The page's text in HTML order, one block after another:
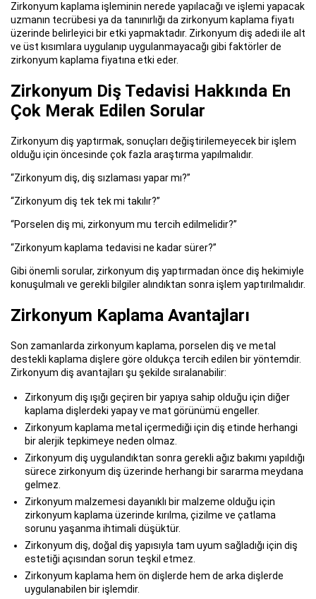
Zirkonyum kaplama işleminin nerede yapılacağı ve işlemi yapacak
uzmanın tecrübesi ya da tanınırlığı da zirkonyum kaplama fiyatı
üzerinde belirleyici bir etki yapmaktadır. Zirkonyum diş adedi ile alt
ve üst kısımlara uygulanıp uygulanmayacağı gibi faktörler de
zirkonyum kaplama fiyatına etki eder.
Zirkonyum Diş Tedavisi Hakkında En
Çok Merak Edilen Sorular
Zirkonyum diş yaptırmak, sonuçları değiştirilemeyecek bir işlem
olduğu için öncesinde çok fazla araştırma yapılmalıdır.
“Zirkonyum diş, diş sızlaması yapar mı?”
“Zirkonyum diş tek tek mi takılır?”
“Porselen diş mi, zirkonyum mu tercih edilmelidir?”
“Zirkonyum kaplama tedavisi ne kadar sürer?”
Gibi önemli sorular, zirkonyum diş yaptırmadan önce diş hekimiyle
konuşulmalı ve gerekli bilgiler alındıktan sonra işlem yaptırılmalıdır.
Zirkonyum Kaplama Avantajları
Son zamanlarda zirkonyum kaplama, porselen diş ve metal
destekli kaplama dişlere göre oldukça tercih edilen bir yöntemdir.
Zirkonyum diş avantajları şu şekilde sıralanabilir:
Zirkonyum diş ışığı geçiren bir yapıya sahip olduğu için diğer
kaplama dişlerdeki yapay ve mat görünümü engeller.
Zirkonyum kaplama metal içermediği için diş etinde herhangi
bir alerjik tepkimeye neden olmaz.
Zirkonyum diş uygulandıktan sonra gerekli ağız bakımı yapıldığı
sürece zirkonyum diş üzerinde herhangi bir sararma meydana
gelmez.
Zirkonyum malzemesi dayanıklı bir malzeme olduğu için
zirkonyum kaplama üzerinde kırılma, çizilme ve çatlama
sorunu yaşanma ihtimali düşüktür.
Zirkonyum diş, doğal diş yapısıyla tam uyum sağladığı için diş
estetiği açısından sorun teşkil etmez.
Zirkonyum kaplama hem ön dişlerde hem de arka dişlerde
uygulanabilen bir işlemdir.